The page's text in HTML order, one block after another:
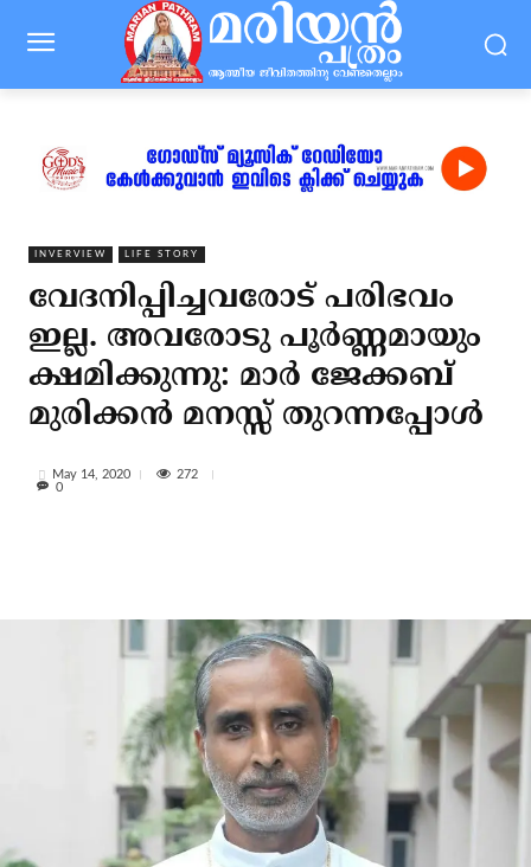
INVERVIEW LIFE STORY
വേദനിപ്പിച്ചവരോട് പരിഭവം
ഇല്ല. അവരോടു പൂര്‍ണ്ണമായും
ക്ഷമിക്കുന്നു: മാര്‍ ജേക്കബ്
മുരിക്കന്‍ മനസ്സ് തുറന്നപ്പോള്‍
May 14, 2020
272
0